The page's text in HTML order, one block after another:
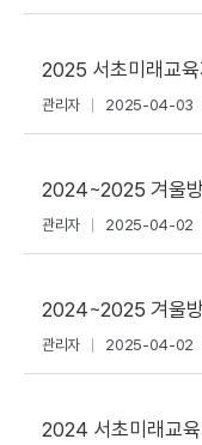
2025 서초미래교육
관리자 2025-04-03
2024~2025 겨울
관리자 2025-04-02
2024~2025 겨울
관리자 2025-04-02
2024 서초미래교